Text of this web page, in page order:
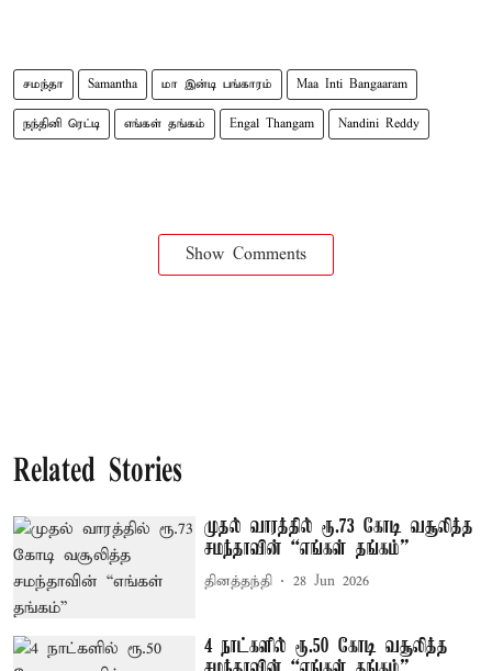
சமந்தா Samantha மா இன்டி பங்காரம் Maa Inti Bangaaram
நந்தினி ரெட்டி எங்கள் தங்கம் Engal Thangam Nandini Reddy
Show Comments
Related Stories
முதல் வாரத்தில் ரூ.73 கோடி வசூலித்த
சமந்தாவின் “எங்கள் தங்கம்”
தினத்தந்தி 28 Jun 2026
4 நாட்களில் ரூ.50 கோடி வசூலித்த